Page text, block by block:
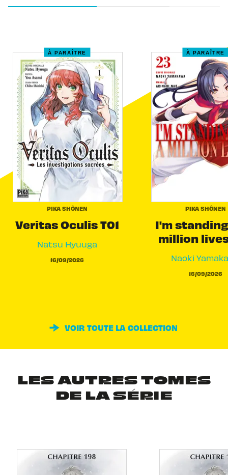
À PARAÎTRE
PIKA SHÔNEN
Veritas Oculis T01
Natsu Hyuuga
16/09/2026
À PARAÎTRE
PIKA SHÔNEN
I'm
million
Naoki
16/09/2026
VOIR TOUTE LA COLLECTION
LES AUTRES TOMES
DE LA SÉRIE